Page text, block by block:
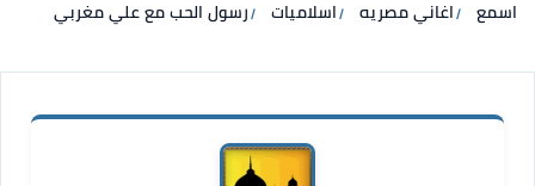
اسمع اغاني مصريه اسلاميات رسول الحب مع علي مغربي